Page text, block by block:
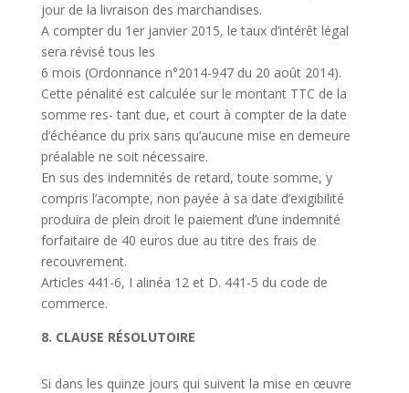
jour de la livraison des marchandises.
A compter du 1er janvier 2015, le taux d’intérêt légal
sera révisé tous les
6 mois (Ordonnance n°2014-947 du 20 août 2014).
Cette pénalité est calculée sur le montant TTC de la
somme res- tant due, et court à compter de la date
d’échéance du prix sans qu’aucune mise en demeure
préalable ne soit nécessaire.
En sus des indemnités de retard, toute somme, y
compris l’acompte, non payée à sa date d’exigibilité
produira de plein droit le paiement d’une indemnité
forfaitaire de 40 euros due au titre des frais de
recouvrement.
Articles 441-6, I alinéa 12 et D. 441-5 du code de
commerce.
8. CLAUSE RÉSOLUTOIRE
Si dans les quinze jours qui suivent la mise en œuvre